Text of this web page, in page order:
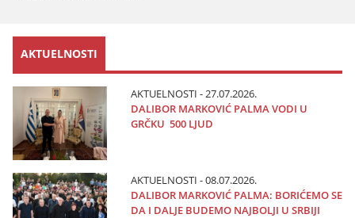
AKTUELNOSTI
AKTUELNOSTI - 27.07.2026.
DALIBOR MARKOVIĆ PALMA VODI U
GRČKU 500 LJUD
AKTUELNOSTI - 08.07.2026.
DALIBOR MARKOVIĆ PALMA: BORIĆEMO SE
DA I DALJE BUDEMO NAJBOLJI U SRBIJI